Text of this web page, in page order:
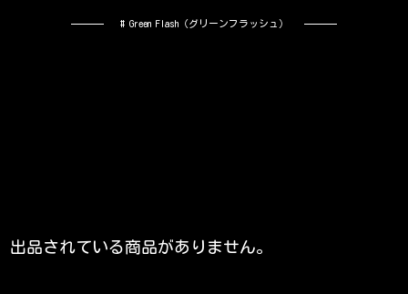
# Green Flash（グリーンフラッシュ）
出品されている商品がありません。